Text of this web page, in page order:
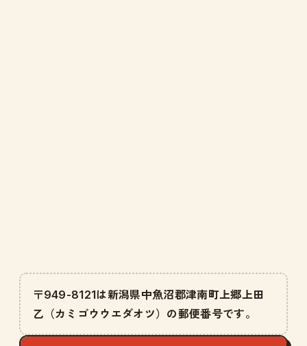
〒949-8121は新潟県中魚沼郡津南町上郷上田
乙（カミゴウウエダオツ）の郵便番号です。